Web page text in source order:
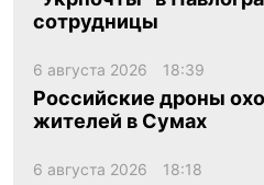
сотрудницы
6 августа 2026 18:39
Российские дроны
жителей в Сумах
6 августа 2026 18:18